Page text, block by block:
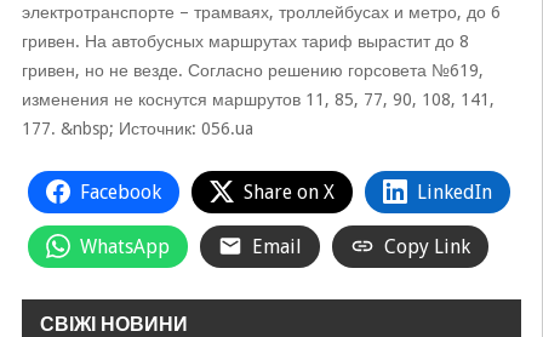
электротранспорте – трамваях, троллейбусах и метро, до 6
гривен. На автобусных маршрутах тариф вырастит до 8
гривен, но не везде. Согласно решению горсовета №619,
изменения не коснутся маршрутов 11, 85, 77, 90, 108, 141,
177. &nbsp; Источник: 056.ua
Facebook Share on X LinkedIn
WhatsApp Email Copy Link
СВІЖІ НОВИНИ